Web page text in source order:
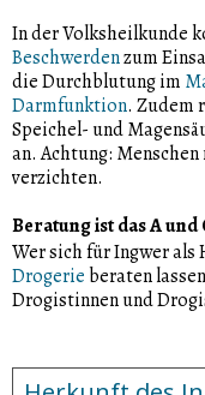
In der Volksheilkunde
Beschwerdenzum
die Durchblutung im
Darmfunktion. Zudem
Speichel- und
an. Achtung:
verzichten.
Beratung ist das A und
Wer sich für Ingwer
Drogerieberaten
Drogistinnen und